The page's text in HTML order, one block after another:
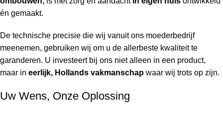
én gemaakt.
De technische precisie die wij vanuit ons moederbedrijf
meenemen, gebruiken wij om u de allerbeste kwaliteit te
garanderen. U investeert bij ons niet alleen in een product,
maar in eerlijk, Hollands vakmanschap waar wij trots op zijn.
Uw Wens, Onze Oplossing